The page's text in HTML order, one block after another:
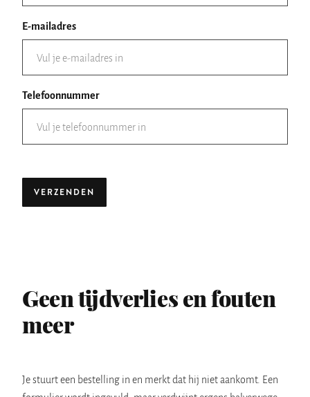
E-mailadres
Telefoonnummer
VERZENDEN
Geen tijdverlies en fouten
meer
Je stuurt een bestelling in en merkt dat hij niet aankomt. Een